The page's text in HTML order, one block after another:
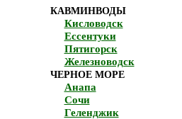
КАВМИНВОДЫ
Кисловодск
Ессентуки
Пятигорск
Железноводск
ЧЕРНОЕ МОРЕ
Анапа
Сочи
Геленджик